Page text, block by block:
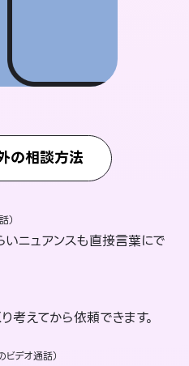
の相談方法
）
ニュアンスも直接言葉にで
考えてから依頼できます。
ビデオ通話）